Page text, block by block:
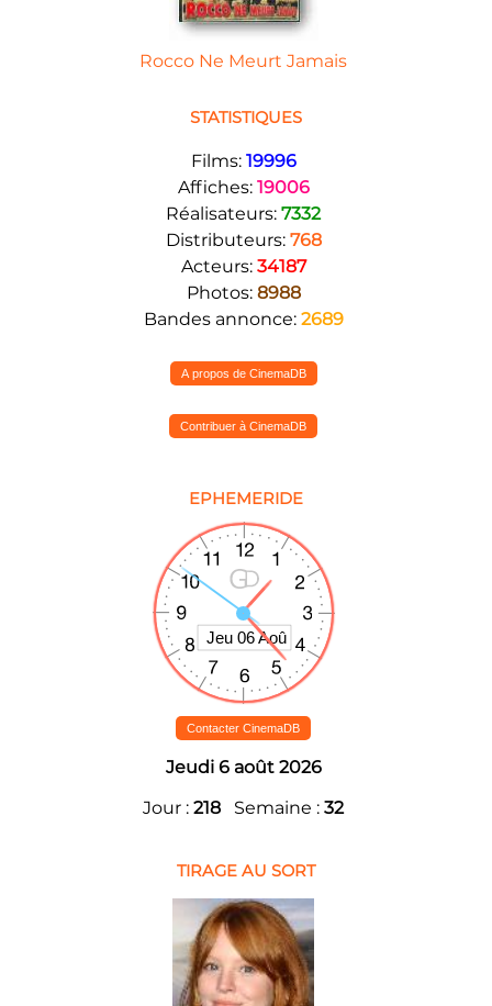
Rocco Ne Meurt Jamais
STATISTIQUES
Films: 19996
Affiches: 19006
Réalisateurs: 7332
Distributeurs: 768
Acteurs: 34187
Photos: 8988
Bandes annonce: 2689
A propos de CinemaDB
Contribuer à CinemaDB
EPHEMERIDE
Contacter CinemaDB
Jeudi 6 août 2026
Jour : 218 Semaine : 32
TIRAGE AU SORT